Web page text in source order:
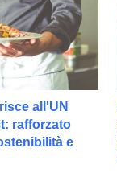
all'UN
rafforzato
e